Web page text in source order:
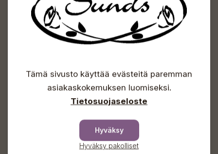
Sundin Puutarhakeskus
Avoinna
Sunnuntaisin Itsepalvelu
Info & vaihde
+358 50 388 9592
Tämä sivusto käyttää evästeitä paremman
asiakaskokemuksen luomiseksi.
Tietosuojaseloste
Hyväksy
Hyväksy pakolliset